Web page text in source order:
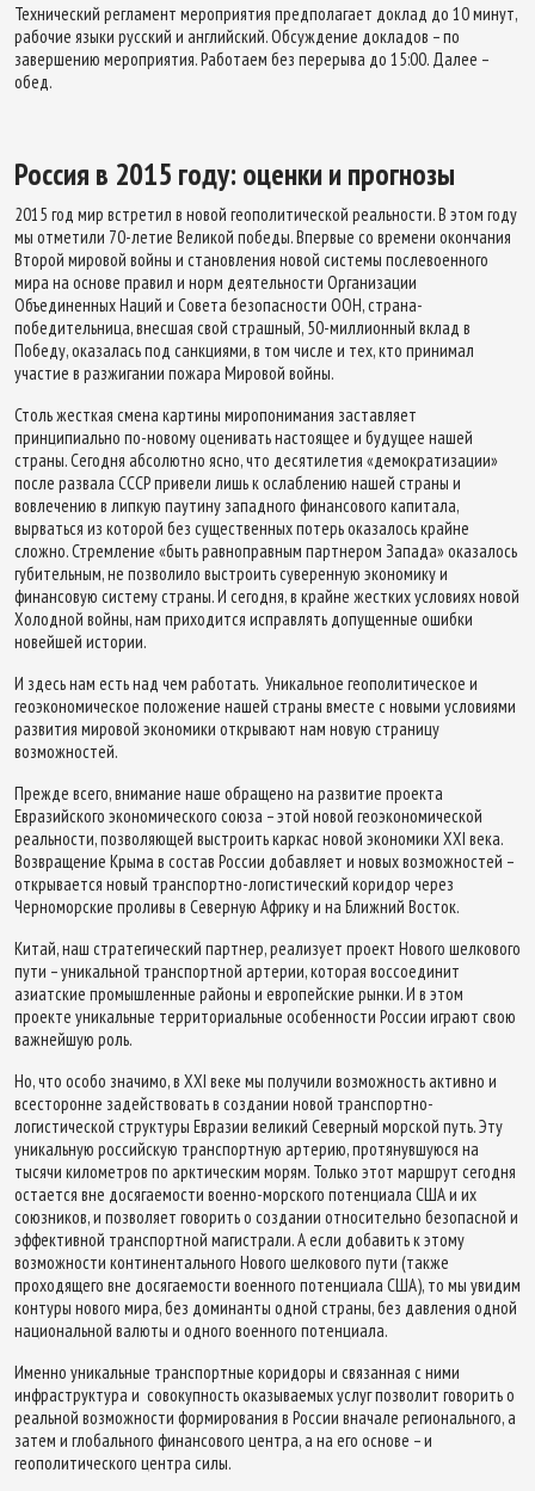
Технический регламент мероприятия предполагает доклад до 10 минут,
рабочие языки русский и английский. Обсуждение докладов – по
завершению мероприятия. Работаем без перерыва до 15:00. Далее –
обед.
Россия в 2015 году: оценки и прогнозы
2015 год мир встретил в новой геополитической реальности. В этом году
мы отметили 70-летие Великой победы. Впервые со времени окончания
Второй мировой войны и становления новой системы послевоенного
мира на основе правил и норм деятельности Организации
Объединенных Наций и Совета безопасности ООН, страна-
победительница, внесшая свой страшный, 50-миллионный вклад в
Победу, оказалась под санкциями, в том числе и тех, кто принимал
участие в разжигании пожара Мировой войны.
Столь жесткая смена картины миропонимания заставляет
принципиально по-новому оценивать настоящее и будущее нашей
страны. Сегодня абсолютно ясно, что десятилетия «демократизации»
после развала СССР привели лишь к ослаблению нашей страны и
вовлечению в липкую паутину западного финансового капитала,
вырваться из которой без существенных потерь оказалось крайне
сложно. Стремление «быть равноправным партнером Запада» оказалось
губительным, не позволило выстроить суверенную экономику и
финансовую систему страны. И сегодня, в крайне жестких условиях новой
Холодной войны, нам приходится исправлять допущенные ошибки
новейшей истории.
И здесь нам есть над чем работать. Уникальное геополитическое и
геоэкономическое положение нашей страны вместе с новыми условиями
развития мировой экономики открывают нам новую страницу
возможностей.
Прежде всего, внимание наше обращено на развитие проекта
Евразийского экономического союза – этой новой геоэкономической
реальности, позволяющей выстроить каркас новой экономики XXI века.
Возвращение Крыма в состав России добавляет и новых возможностей –
открывается новый транспортно-логистический коридор через
Черноморские проливы в Северную Африку и на Ближний Восток.
Китай, наш стратегический партнер, реализует проект Нового шелкового
пути – уникальной транспортной артерии, которая воссоединит
азиатские промышленные районы и европейские рынки. И в этом
проекте уникальные территориальные особенности России играют свою
важнейшую роль.
Но, что особо значимо, в XXI веке мы получили возможность активно и
всесторонне задействовать в создании новой транспортно-
логистической структуры Евразии великий Северный морской путь. Эту
уникальную российскую транспортную артерию, протянувшуюся на
тысячи километров по арктическим морям. Только этот маршрут сегодня
остается вне досягаемости военно-морского потенциала США и их
союзников, и позволяет говорить о создании относительно безопасной и
эффективной транспортной магистрали. А если добавить к этому
возможности континентального Нового шелкового пути (также
проходящего вне досягаемости военного потенциала США), то мы увидим
контуры нового мира, без доминанты одной страны, без давления одной
национальной валюты и одного военного потенциала.
Именно уникальные транспортные коридоры и связанная с ними
инфраструктура и совокупность оказываемых услуг позволит говорить о
реальной возможности формирования в России вначале регионального, а
затем и глобального финансового центра, а на его основе – и
геополитического центра силы.